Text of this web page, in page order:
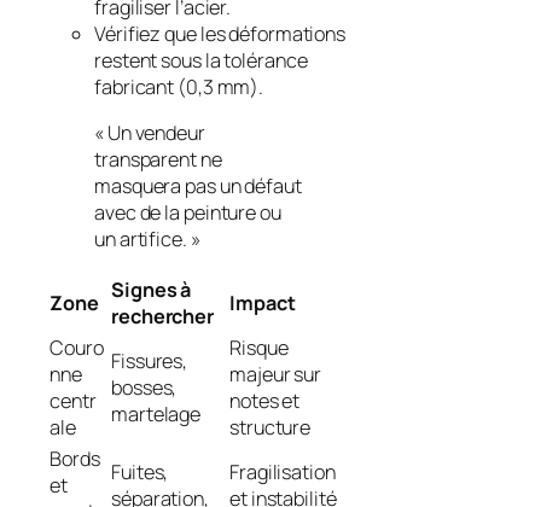
fragiliser l’acier.
Vérifiez que les déformations
restent sous la tolérance
fabricant (0,3 mm).
« Un vendeur
transparent ne
masquera pas un défaut
avec de la peinture ou
un artifice. »
Zone Signes à
rechercher
Impact
Couro
nne
centr
ale
Fissures,
bosses,
martelage
Risque
majeur sur
notes et
structure
Bords
et
Fuites,
séparation,
Fragilisation
et instabilité